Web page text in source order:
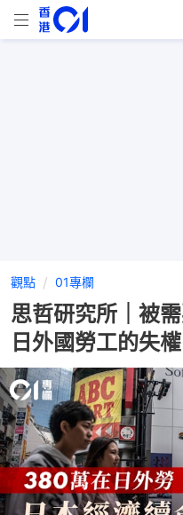
觀點 01專欄
思哲研究所｜被
日外國勞工的失